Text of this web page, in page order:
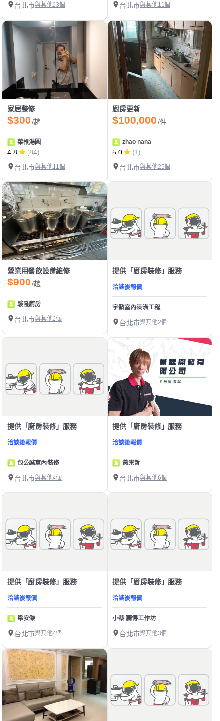
台北市與其他23個
台北市與其他11個
家居整修
$300/趟
菜根湯圓
4.8
(84)
台北市與其他11個
廚房更新
$100,000/件
zhao nana
5.0
(1)
台北市與其他25個
營業用餐飲設備維修
$900/趟
駿隆廚房
台北市與其他2個
提供「廚房裝修」服務
洽談後報價
宇發室內裝潢工程
台北市與其他2個
提供「廚房裝修」服務
洽談後報價
包公誠室內裝修
台北市與其他4個
提供「廚房裝修」服務
洽談後報價
黃崇哲
台北市與其他6個
提供「廚房裝修」服務
洽談後報價
梁安傑
台北市與其他4個
提供「廚房裝修」服務
洽談後報價
小蔡 麗得工作坊
台北市與其他3個